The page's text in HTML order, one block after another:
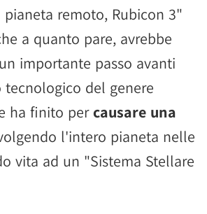
remoto, Rubicon 3"
a quanto pare, avrebbe
importante passo avanti
del genere
ha finito percausare una
l'intero pianeta nelle
vita ad un "Sistema Stellare